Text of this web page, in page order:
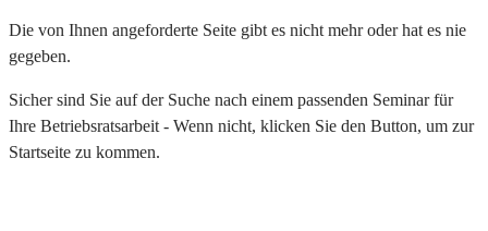
Die von Ihnen angeforderte Seite gibt es nicht mehr oder hat es nie
gegeben.
Sicher sind Sie auf der Suche nach einem passenden Seminar für
Ihre Betriebsratsarbeit - Wenn nicht, klicken Sie den Button, um zur
Startseite zu kommen.